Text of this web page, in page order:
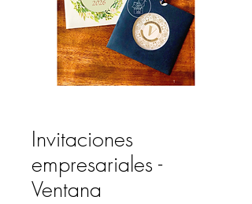
Invitaciones
empresariales -
Ventana